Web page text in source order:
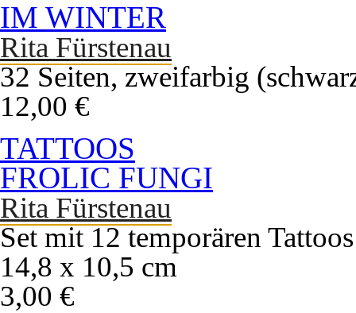
IM WINTER
Rita Fürstenau
32 Seiten, zweifarbig
12,00 €
TATTOOS
FROLIC FUNGI
Rita Fürstenau
Set mit 12 temporären Tattoos
14,8 x 10,5 cm
3,00 €